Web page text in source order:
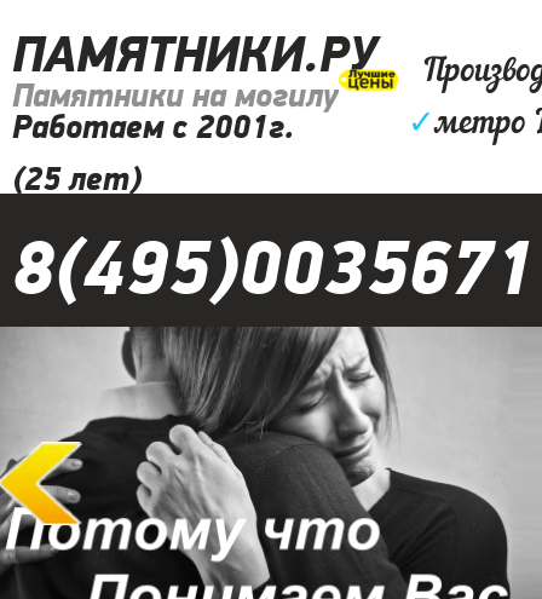
ПАМЯТНИКИ.РУ
Памятники на могилу
Работаем с 2001г.
(25 лет)
✓метро
8(495)0035671